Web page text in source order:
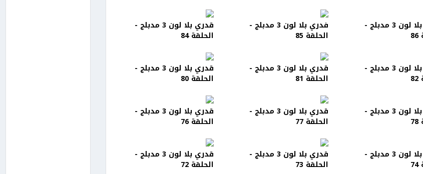
قدري بلا لون 3 مدبلج - فدري بلا لون 3 مدبلج -
الحلقة 85
قدري بلا لون 3 مدبلج -
الحلقة 84
قدري بلا لون 3 مدبلج - قدري بلا لون 3 مدبلج -
الحلقة 81
قدري بلا لون 3 مدبلج -
الحلقة 80
قدري بلا لون 3 مدبلج - قدري بلا لون 3 مدبلج -
الحلقة 77
قدري بلا لون 3 مدبلج -
الحلقة 76
قدري بلا لون 3 مدبلج - قدري بلا لون 3 مدبلج -
الحلقة 73
قدري بلا لون 3 مدبلج -
الحلقة 72